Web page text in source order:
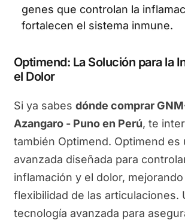
genes que controlan la
fortalecen el sistema inmune.
Optimend: La Solución para la
el Dolor
Si ya sabes dónde comprar
Azangaro - Puno en Perú, te
también Optimend. Optimend es
avanzada diseñada para
inflamación y el dolor,
flexibilidad de las articulaciones.
tecnología avanzada para